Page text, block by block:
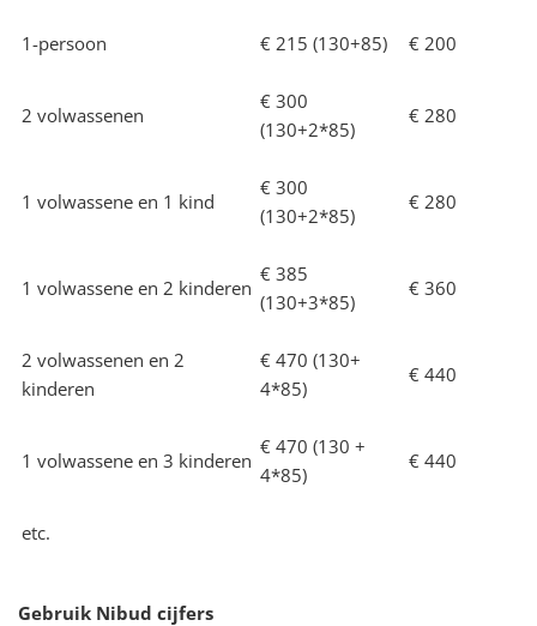
1-persoon € 215 (130+85) € 200
2 volwassenen
€ 300
(130+2*85)
€ 280
1 volwassene en 1 kind
€ 300
(130+2*85)
€ 280
1 volwassene en 2 kinderen
€ 385
(130+3*85)
€ 360
2 volwassenen en 2
kinderen
€ 470 (130+
4*85)
€ 440
1 volwassene en 3 kinderen
€ 470 (130 +
4*85)
€ 440
etc.
Gebruik Nibud cijfers